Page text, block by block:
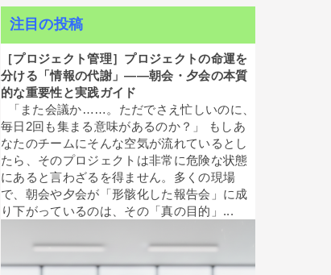
注目の投稿
［プロジェクト管理］プロジェクトの命運を
分ける「情報の代謝」——朝会・夕会の本質
的な重要性と実践ガイド
「また会議か……。ただでさえ忙しいのに、
毎日2回も集まる意味があるのか？」 もしあ
なたのチームにそんな空気が流れているとし
たら、そのプロジェクトは非常に危険な状態
にあると言わざるを得ません。多くの現場
で、朝会や夕会が「形骸化した報告会」に成
り下がっているのは、その「真の目的」...